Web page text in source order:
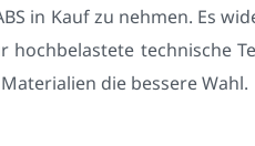
in Kauf zu nehmen. Es
hochbelastete technische
die bessere Wahl.